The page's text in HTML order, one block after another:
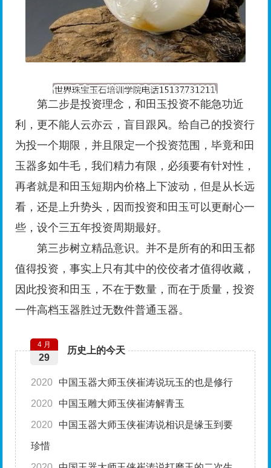
第二步是投资理念，和田玉投资不能急功近
利，更不能人云亦云，盲目跟风。给自己的投资行
为投一个期限，并且限定一个投资范围，毕竟和田
玉器多如牛毛，我们精力有限，必须要有针对性，
再者就是和田玉短期内价格上下波动，但是从长远
看，还是上升势头，因而投资和田玉可以更耐心一
些，设个三五年投资周期最好。
第三步树立精品意识。并不是所有的和田玉都
值得投资，事实上只有其中的佼佼者才值得收藏，
因此投资和田玉，不在于数量，而在于质量，投资
一件高档玉器胜过无数件普通玉器。
历史上的今天
4 月
29
2020 中国玉器大师玉侠崔涛说玩玉的也是修行
2020 中国玉雕大师玉侠崔涛解青玉
2020 中国玉器大师玉侠崔涛说相识是缘玉到要
珍惜